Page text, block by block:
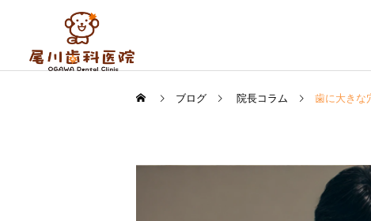
ブログ 院長コラム 歯に大きな